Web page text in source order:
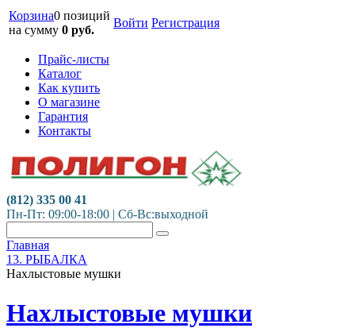
Корзина0 позиций
на сумму 0 руб.
Войти Регистрация
Прайс-листы
Каталог
Как купить
О магазине
Гарантия
Контакты
(812) 335 00 41
Пн-Пт: 09:00-18:00 | Сб-Вс:выходной
Главная
13. РЫБАЛКА
Нахлыстовые мушки
Нахлыстовые мушки